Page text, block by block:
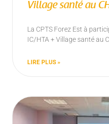
Village santé au
La CPTS Forez Est à
IC/HTA + Village santé au
LIRE PLUS »